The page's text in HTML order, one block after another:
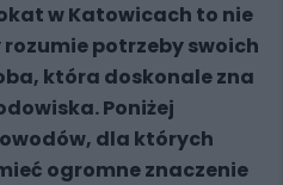
w Katowicach to nie
potrzeby swoich
która doskonale zna
Poniżej
dla których
ogromne znaczenie